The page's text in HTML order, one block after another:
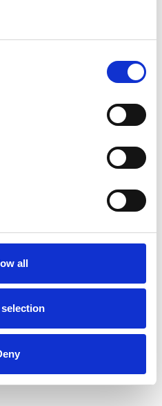
all
Grafiske Værksted
der faciliterer
sig under opholdet af os
lærred. Enhver proces som
og afslutning inden
og arbejder professionelt
værket.
har bes